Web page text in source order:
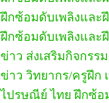
ฝึกซ้อมดับเพลิงและ
ฝึกซ้อมดับเพลิงและ
ข่าว ส่งเสริมกิจกรร
ข่าว วิทยากร/ครูฝึก
ไปรษณีย์ ไทย ฝึกซ้อ